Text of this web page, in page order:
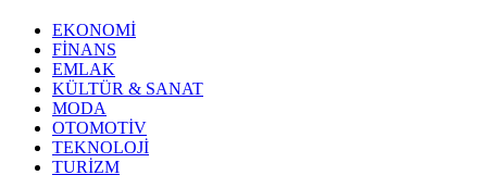
EKONOMİ
FİNANS
EMLAK
KÜLTÜR & SANAT
MODA
OTOMOTİV
TEKNOLOJİ
TURİZM